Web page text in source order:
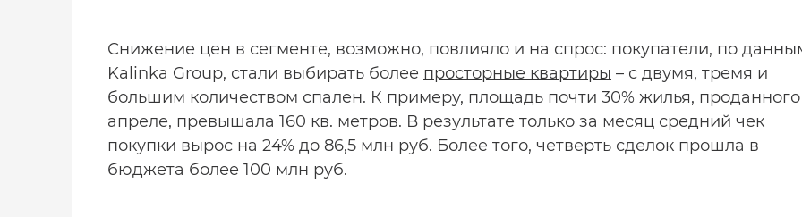
Снижение цен в сегменте, возможно, повлияло и на спрос: покупатели, по
Kalinka Group, стали выбирать более просторные квартиры – с двумя, тремя и
большим количеством спален. К примеру, площадь почти 30% жилья,
апреле, превышала 160 кв. метров. В результате только за месяц средний чек
покупки вырос на 24% до 86,5 млн руб. Более того, четверть сделок прошла в
бюджета более 100 млн руб.